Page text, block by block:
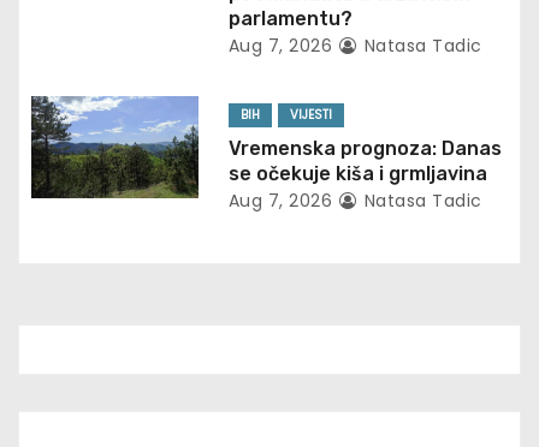
n
parlamentu?
Aug 7, 2026 Natasa Tadic
BIH VIJESTI
Vremenska prognoza: Danas
se očekuje kiša i grmljavina
Aug 7, 2026 Natasa Tadic